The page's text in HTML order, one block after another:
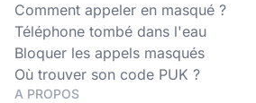
Comment appeler en masqué ?
Téléphone tombé dans l'eau
Bloquer les appels masqués
Où trouver son code PUK ?
A PROPOS